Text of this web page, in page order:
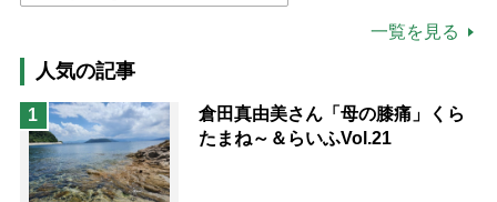
高木ブー
ケアマネジャー
猫が母になつきません
息子の遠距離介護サバイバル術
兄がボケました
一覧を見る
人気の記事
1
倉田真由美さん「母の膝痛」くら
たまね～＆らいふVol.21